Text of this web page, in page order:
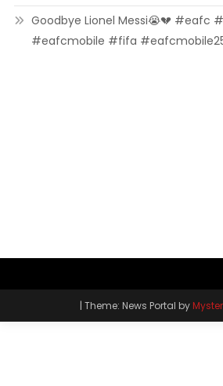
Goodbye Lionel Messi😭💔 #eafc
#eafcmobile #fifa
| Theme: News Portal by